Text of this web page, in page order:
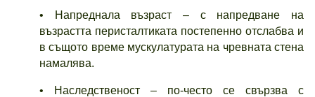
• Напреднала възраст – с напредване на
възрастта перисталтиката постепенно отслабва и
в същото време мускулатурата на чревната стена
намалява.
• Наследственост – по-често се свързва с